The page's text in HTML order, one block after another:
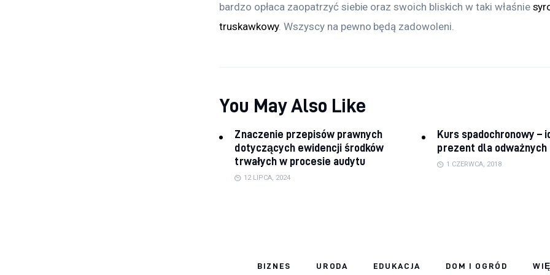
bardzo opłaca zaopatrzyć siebie oraz swoich bliskich w taki właśnie
truskawkowy. Wszyscy na pewno będą zadowoleni.
You May Also Like
Znaczenie przepisów prawnych
dotyczących ewidencji środków
trwałych w procesie audytu
12 LIPCA, 2024
Kurs spadochronowy –
prezent dla odważnych
1 CZERWCA, 2018
BIZNES URODA EDUKACJA DOM I OGRÓD